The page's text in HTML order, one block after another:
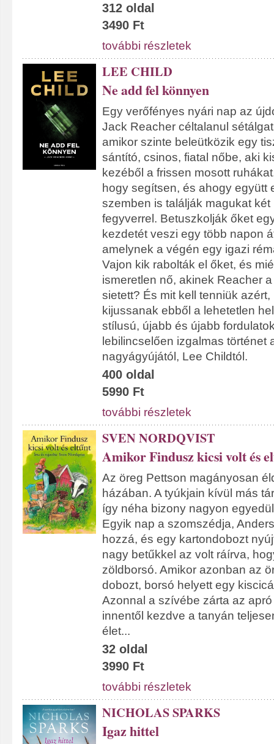
312 oldal
3490 Ft
további részletek
LEE CHILD
Ne add fel könnyen
Egy verőfényes nyári nap az
Jack Reacher céltalanul
amikor szinte beleütközik egy
sántító, csinos, fiatal nőbe, aki
kezéből a frissen mosott
hogy segítsen, és ahogy együtt
szemben is találják magukat két
fegyverrel. Betuszkolják őket
kezdetét veszi egy több napon
amelynek a végén egy igazi
Vajon kik rabolták el őket, és
ismeretlen nő, akinek Reacher
sietett? És mit kell tenniük
kijussanak ebből a lehetetlen
stílusú, újabb és újabb
lebilincselően izgalmas történet
nagyágyújától, Lee Childtól.
400 oldal
5990 Ft
további részletek
SVEN NORDQVIST
Amikor Findusz kicsi volt és
Az öreg Pettson magányosan
házában. A tyúkjain kívül más
így néha bizony nagyon
Egyik nap a szomszédja,
hozzá, és egy kartondobozt
nagy betűkkel az volt ráírva,
zöldborsó. Amikor azonban az
dobozt, borsó helyett egy
Azonnal a szívébe zárta az
innentől kezdve a tanyán
élet...
32 oldal
3990 Ft
további részletek
NICHOLAS SPARKS
Igaz hittel